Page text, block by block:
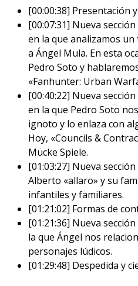
[00:00:38] Presentación
[00:07:31] Nueva
en la que analizamos
a Ángel Mula. En esta
Pedro Soto y
«Fanhunter: Urban
[00:40:22] Nueva
en la que Pedro Soto
ignoto y lo enlaza con
Hoy, «Councils &
Mücke Spiele.
[01:03:27] Nueva
Alberto «allaro» y su
infantiles y familiares.
[01:21:02] Formas de
[01:21:36] Nueva
la que Ángel nos
personajes lúdicos.
[01:29:48] Despedida y